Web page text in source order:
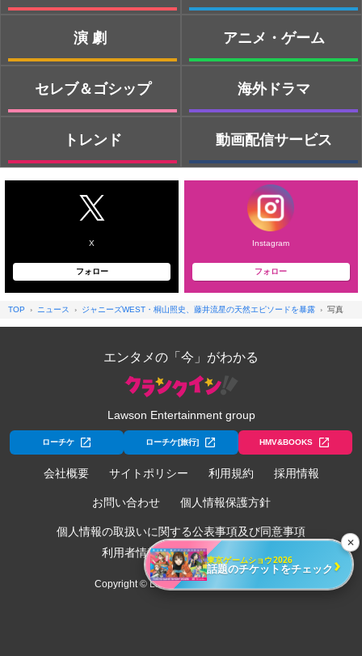
演劇
セレブ＆ゴシップ
トレンド
アニメ・ゲーム
海外ドラマ
動画配信サービス
X
フォロー
Instagram
フォロー
TOP ニュース ジャニーズWEST・桐山照史、藤井流星の天然エピソードを暴露 写真
エンタメの「今」がわかる
Lawson Entertainment group
ローチケ ローチケ[旅行] HMV&BOOKS
会社概要 サイトポリシー 利用規約 採用情報
お問い合わせ 個人情報保護方針
個人情報の取扱いに関する公表事項及び同意事項
利用者情報の外部送信について
Copyright © Lawson Entertainment, Inc.
✕
東京ゲームショウ2026
話題のチケットをチェック ›